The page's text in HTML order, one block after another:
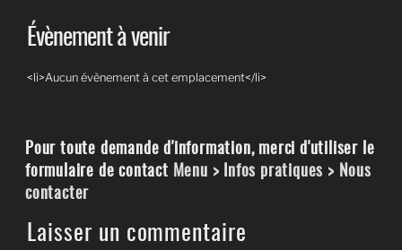
Évènement à venir
<li>Aucun évènement à cet emplacement</li>
Pour toute demande d'information, merci d'utiliser le
formulaire de contact Menu > Infos pratiques > Nous
contacter
Laisser un commentaire